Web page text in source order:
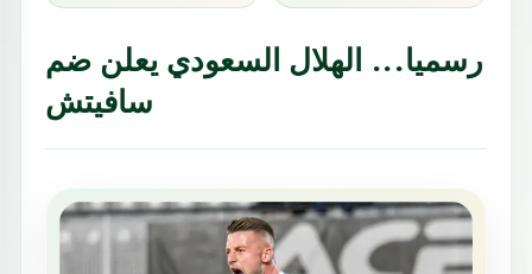
رسميا... الهلال السعودي يعلن ضم
سافيتش